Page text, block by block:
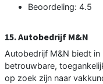
Beoordeling: 4.5
15. Autobedrijf M&N
Autobedrijf M&N biedt
betrouwbare,
op zoek zijn naar